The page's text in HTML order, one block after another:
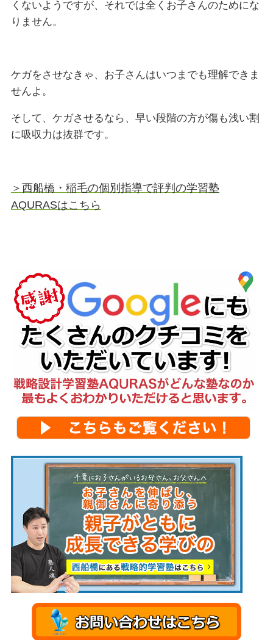
くないようですが、それでは全くお子さんのためにな
りません。
ケガをさせなきゃ、お子さんはいつまでも理解できま
せんよ。
そして、ケガさせるなら、早い段階の方が傷も浅い割
に吸収力は抜群です。
＞西船橋・稲毛の個別指導で評判の学習塾
AQURASはこちら